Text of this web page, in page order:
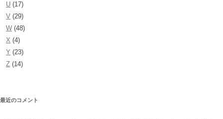
U (17)
V (29)
W (48)
X (4)
Y (23)
Z (14)
最近のコメント